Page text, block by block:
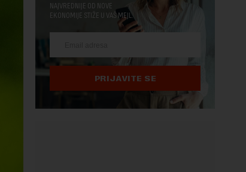
NAJVREDNIJE OD NOVE
EKONOMIJE STIŽE U VAŠ MEJL.
PRIJAVITE SE